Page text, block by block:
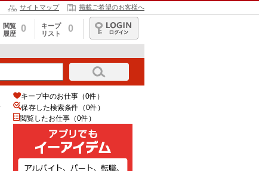
サイトマップ 掲載ご希望のお客様へ
閲覧
履歴
0
キープ
リスト
0
ログイン
キープ中のお仕事（0件）
保存した検索条件（0件）
閲覧したお仕事（0件）